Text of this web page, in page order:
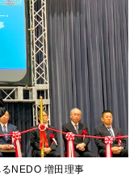
NEDO 増田理事